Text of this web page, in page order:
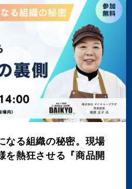
なる組織の秘密。現場
を熱狂させる『商品開